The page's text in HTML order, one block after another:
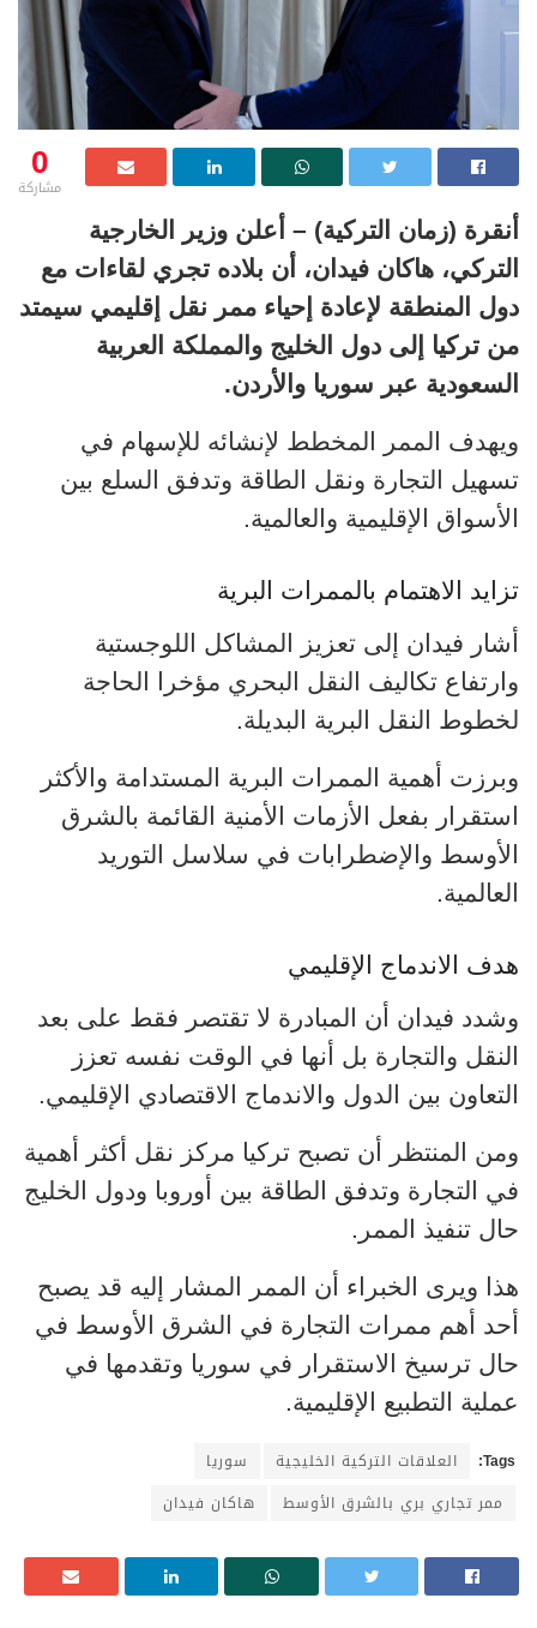
0
مشاركة
أنقرة (زمان التركية) – أعلن وزير الخارجية
التركي، هاكان فيدان، أن بلاده تجري لقاءات مع
دول المنطقة لإعادة إحياء ممر نقل إقليمي سيمتد
من تركيا إلى دول الخليج والمملكة العربية
السعودية عبر سوريا والأردن.
ويهدف الممر المخطط لإنشائه للإسهام في
تسهيل التجارة ونقل الطاقة وتدفق السلع بين
الأسواق الإقليمية والعالمية.
تزايد الاهتمام بالممرات البرية
أشار فيدان إلى تعزيز المشاكل اللوجستية
وارتفاع تكاليف النقل البحري مؤخرا الحاجة
لخطوط النقل البرية البديلة.
وبرزت أهمية الممرات البرية المستدامة والأكثر
استقرار بفعل الأزمات الأمنية القائمة بالشرق
الأوسط و الإضطرابات في سلاسل التوريد
العالمية.
هدف الاندماج الإقليمي
وشدد فيدان أن المبادرة لا تقتصر فقط على بعد
النقل والتجارة بل أنها في الوقت نفسه تعزز
التعاون بين الدول والاندماج الاقتصادي الإقليمي.
ومن المنتظر أن تصبح تركيا مركز نقل أكثر أهمية
في التجارة وتدفق الطاقة بين أوروبا ودول الخليج
حال تنفيذ الممر.
هذا ويرى الخبراء أن الممر المشار إليه قد يصبح
أحد أهم ممرات التجارة في الشرق الأوسط في
حال ترسيخ الاستقرار في سوريا وتقدمها في
عملية التطبيع الإقليمية.
Tags: العلاقات التركية الخليجية
سوريا
ممر تجاري بري بالشرق الأوسط
هاكان فيدان